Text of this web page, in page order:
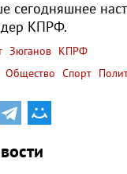
сегодняшнее
КПРФ.
Зюганов КПРФ
Общество Спорт